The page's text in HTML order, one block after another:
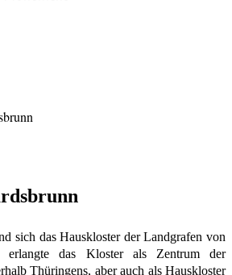
sich das Hauskloster der Landgrafen von
erlangte das Kloster als Zentrum der
Thüringens, aber auch als Hauskloster